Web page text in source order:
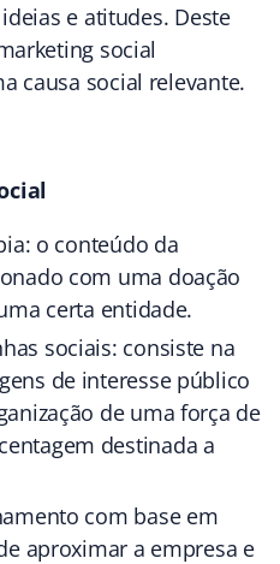
e atitudes. Deste
social
causa social relevante.
: o conteúdo da
com uma doação
certa entidade.
sociais: consiste na
de interesse público
de uma força de
destinada a
com base em
aproximar a empresa e